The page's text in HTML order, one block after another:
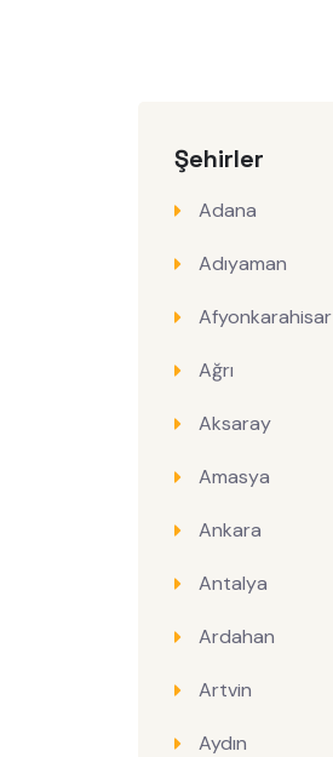
Şehirler
Adana
Adıyaman
Afyonkarahisar
Ağrı
Aksaray
Amasya
Ankara
Antalya
Ardahan
Artvin
Aydın